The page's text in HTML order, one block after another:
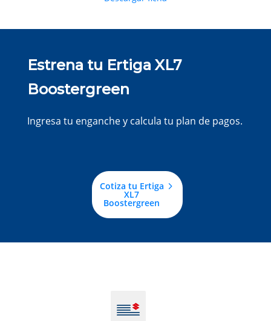
Estrena tu Ertiga XL7
Boostergreen
Ingresa tu enganche y calcula tu plan de pagos.
Cotiza tu Ertiga
XL7
Boostergreen